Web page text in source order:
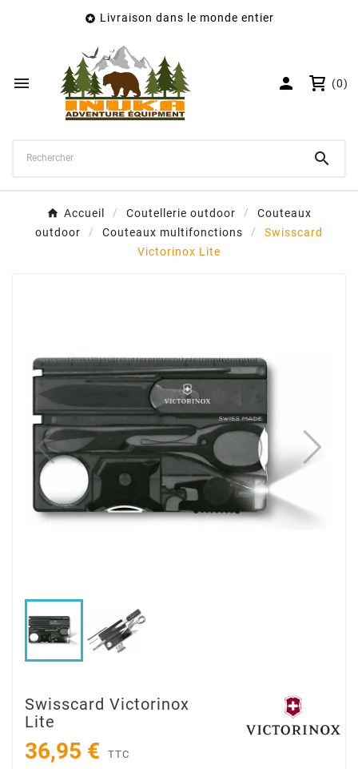
 Livraison dans le monde entier
  (0)

Accueil Coutellerie outdoor
Couteaux
outdoor
Couteaux multifonctions
Swisscard
Victorinox Lite
Swisscard Victorinox
Lite
36,95 € TTC
Nom de la liste d'envies